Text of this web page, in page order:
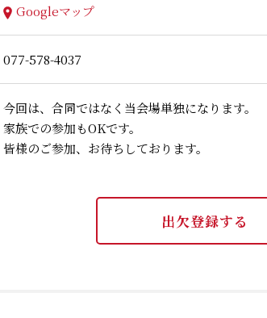
Googleマップ
077-578-4037
今回は、合同ではなく当会場単独になります。
家族での参加もOKです。
皆様のご参加、お待ちしております。
出欠登録する